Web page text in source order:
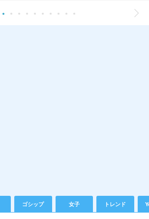
ゴシップ 女子 トレンド